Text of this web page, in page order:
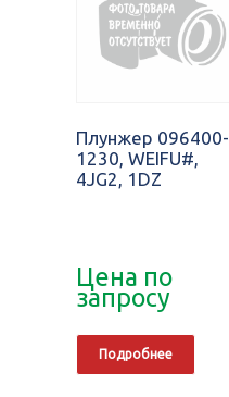
Плунжер 096400-
1230, WEIFU#,
4JG2, 1DZ
Цена по
запросу
Подробнее